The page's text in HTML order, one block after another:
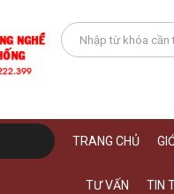
TRANG CHỦ
TƯ VẤN TIN